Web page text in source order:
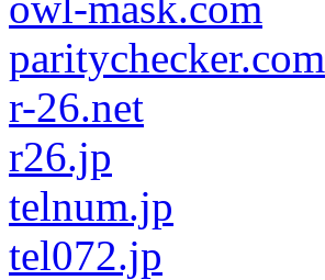
paritychecker.com
r-26.net
r26.jp
telnum.jp
tel072.jp